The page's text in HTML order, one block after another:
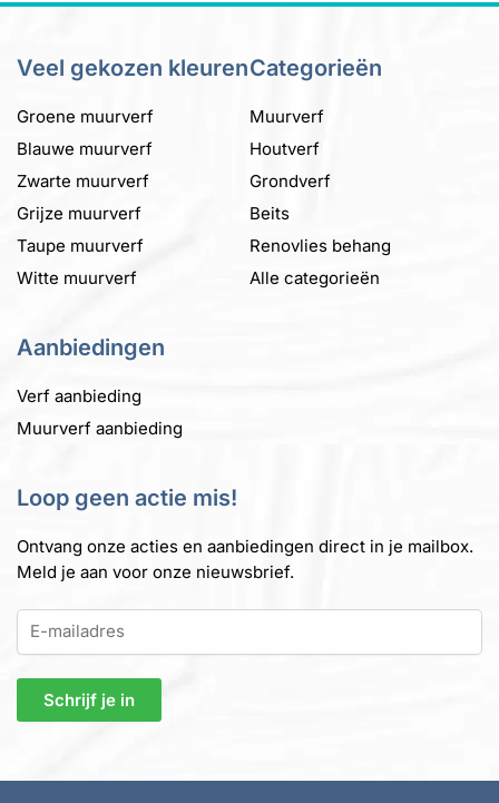
Veel gekozen kleuren
Groene muurverf
Blauwe muurverf
Zwarte muurverf
Grijze muurverf
Taupe muurverf
Witte muurverf
Categorieën
Muurverf
Houtverf
Grondverf
Beits
Renovlies behang
Alle categorieën
Aanbiedingen
Verf aanbieding
Muurverf aanbieding
Loop geen actie mis!
Ontvang onze acties en aanbiedingen direct in je mailbox.
Meld je aan voor onze nieuwsbrief.